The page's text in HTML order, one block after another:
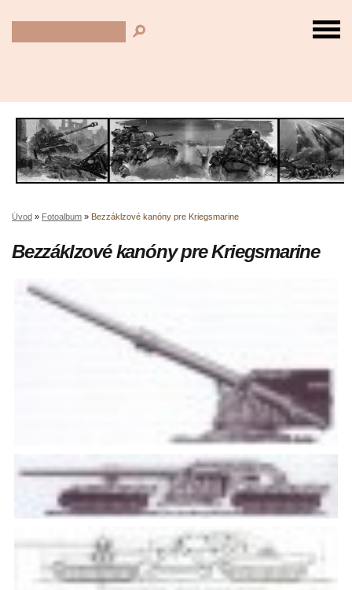
Úvod » Fotoalbum » Bezzáklzové kanóny pre Kriegsmarine
Bezzáklzové kanóny pre Kriegsmarine